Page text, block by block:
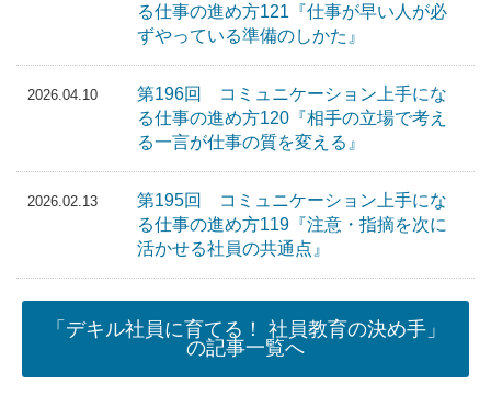
る仕事の進め方121『仕事が早い人が必
ずやっている準備のしかた』
2026.04.10
第196回 コミュニケーション上手にな
る仕事の進め方120『相手の立場で考え
る一言が仕事の質を変える』
2026.02.13
第195回 コミュニケーション上手にな
る仕事の進め方119『注意・指摘を次に
活かせる社員の共通点』
「デキル社員に育てる！ 社員教育の決め手」
の記事一覧へ